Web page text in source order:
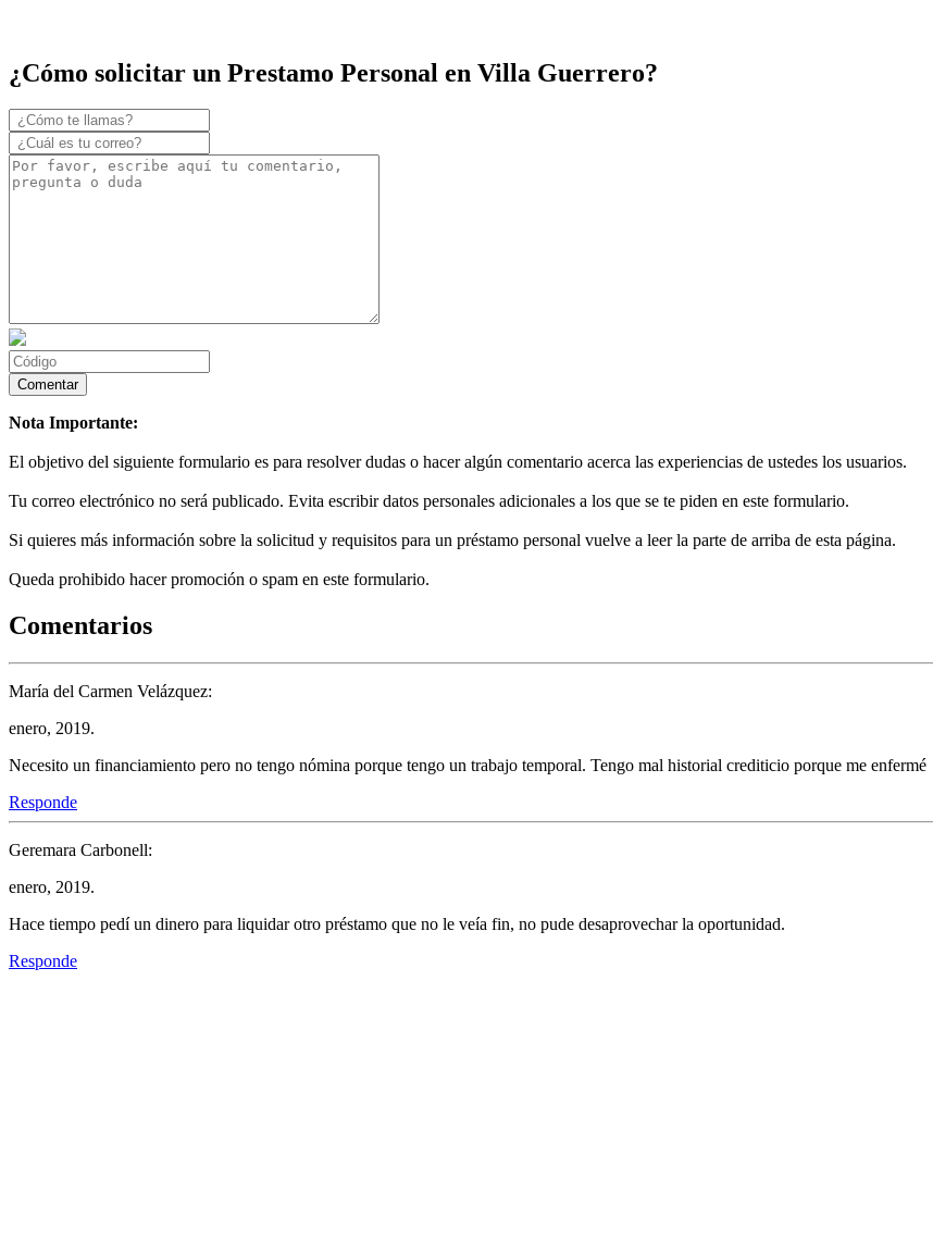
¿Cómo solicitar un Prestamo Personal en Villa Guerrero?
Nota Importante:
El objetivo del siguiente formulario es para resolver dudas o hacer algún comentario acerca las experiencias de ustedes los usuarios.
Tu correo electrónico no será publicado. Evita escribir datos personales adicionales a los que se te piden en este formulario.
Si quieres más información sobre la solicitud y requisitos para un préstamo personal vuelve a leer la parte de arriba de esta página.
Queda prohibido hacer promoción o spam en este formulario.
Comentarios
María del Carmen Velázquez:
enero, 2019.
Necesito un financiamiento pero no tengo nómina porque tengo un trabajo temporal. Tengo mal historial crediticio porque me enfermé
Responde
Geremara Carbonell:
enero, 2019.
Hace tiempo pedí un dinero para liquidar otro préstamo que no le veía fin, no pude desaprovechar la oportunidad.
Responde